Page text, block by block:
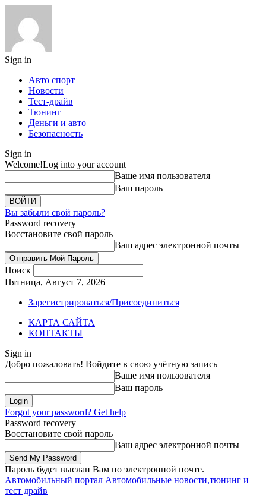
Sign in
Авто спорт
Новости
Тест-драйв
Тюнинг
Деньги и авто
Безопасность
Sign in
Welcome!Log into your account
Ваше имя пользователя
Ваш пароль
Вы забыли свой пароль?
Password recovery
Восстановите свой пароль
Ваш адрес электронной почты
Поиск
Пятница, Август 7, 2026
Зарегистрироваться/Присоединиться
КАРТА САЙТА
КОНТАКТЫ
Sign in
Добро пожаловать! Войдите в свою учётную запись
Ваше имя пользователя
Ваш пароль
Forgot your password? Get help
Password recovery
Восстановите свой пароль
Ваш адрес электронной почты
Пароль будет выслан Вам по электронной почте.
Автомобильный портал Автомобильные новости,тюнинг и
тест драйв